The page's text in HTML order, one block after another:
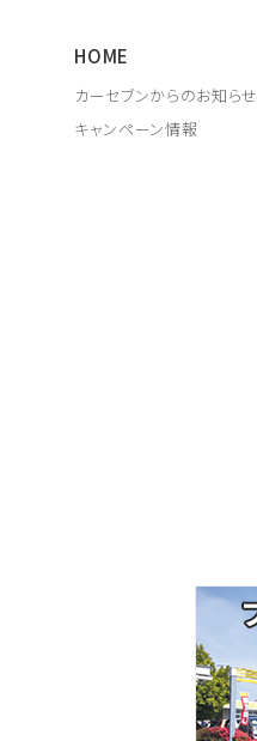
HOME
カーセブンからのお知らせ
キャンペーン情報